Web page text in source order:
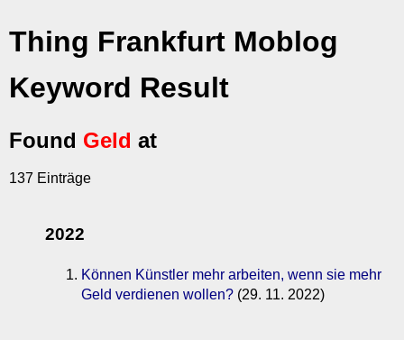
Thing Frankfurt Moblog
Keyword Result
Found Geld at
137 Einträge
2022
Können Künstler mehr arbeiten, wenn sie mehr
Geld verdienen wollen? (29. 11. 2022)